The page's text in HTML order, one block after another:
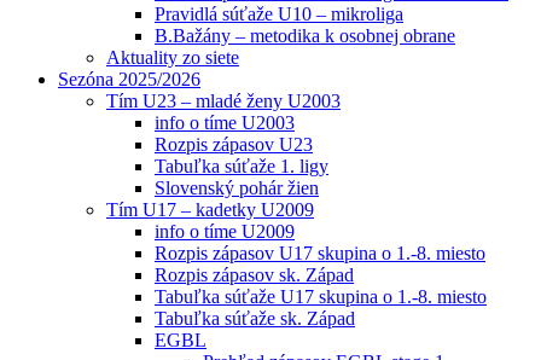
Pravidlá súťaže U10 – mikroliga
B.Bažány – metodika k osobnej obrane
Aktuality zo siete
Sezóna 2025/2026
Tím U23 – mladé ženy U2003
info o tíme U2003
Rozpis zápasov U23
Tabuľka súťaže 1. ligy
Slovenský pohár žien
Tím U17 – kadetky U2009
info o tíme U2009
Rozpis zápasov U17 skupina o 1.-8. miesto
Rozpis zápasov sk. Západ
Tabuľka súťaže U17 skupina o 1.-8. miesto
Tabuľka súťaže sk. Západ
EGBL